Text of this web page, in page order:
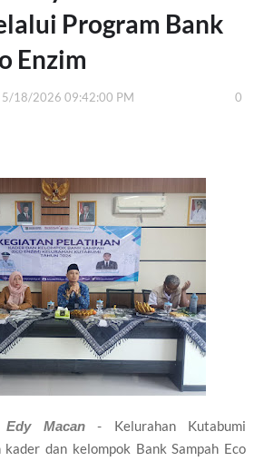
Program Bank
Enzim
5/18/2026 09:42:00 PM 0
Edy Macan - Kelurahan Kutabumi
dan kelompok Bank Sampah Eco